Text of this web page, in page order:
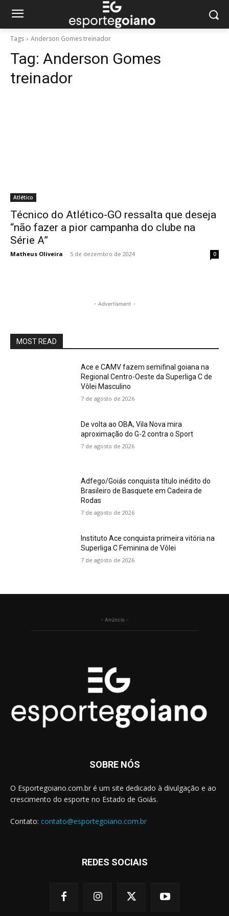
Tags Anderson Gomes treinador
Tag: Anderson Gomes
treinador
Atlético
Técnico do Atlético-GO ressalta que deseja
“não fazer a pior campanha do clube na
Série A”
Matheus Oliveira - 5 de dezembro de 2024 0
- Advertisment -
MOST READ
Ace e CAMV fazem semifinal goiana na
Regional Centro-Oeste da Superliga C de
Vôlei Masculino
7 de agosto de 2026
De volta ao OBA, Vila Nova mira
aproximação do G-2 contra o Sport
7 de agosto de 2026
Adfego/Goiás conquista título inédito do
Brasileiro de Basquete em Cadeira de
Rodas
7 de agosto de 2026
Instituto Ace conquista primeira vitória na
Superliga C Feminina de Vôlei
7 de agosto de 2026
- Anúncio -
SOBRE NÓS
O Esportegoiano.com.br é um site dedicado à divulgação e ao
crescimento do esporte no Estado de Goiás.
Contato: contato@esportegoiano.com.br
REDES SOCIAIS